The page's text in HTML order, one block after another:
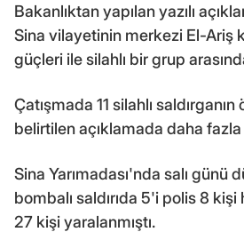
Bakanlıktan yapılan yazılı
Sina vilayetinin merkezi El-Ariş
güçleri ile silahlı bir grup
Çatışmada 11 silahlı
belirtilen açıklamada daha fazla
Sina Yarımadası'nda salı günü
bombalı saldırıda 5'i polis 8 kişi
27 kişi yaralanmıştı.